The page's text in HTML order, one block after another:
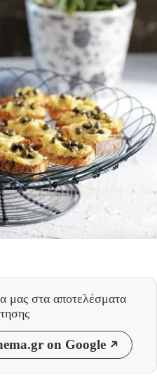
μας στα αποτελέσματα
on Google